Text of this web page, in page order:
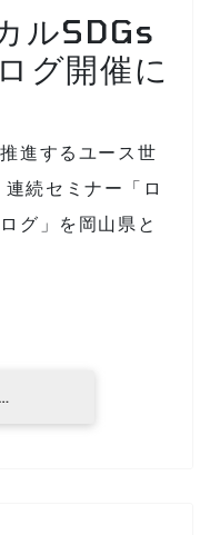
ルSDGs
グ開催に
進するユース世
続セミナー「ロ
グ」を岡山県と